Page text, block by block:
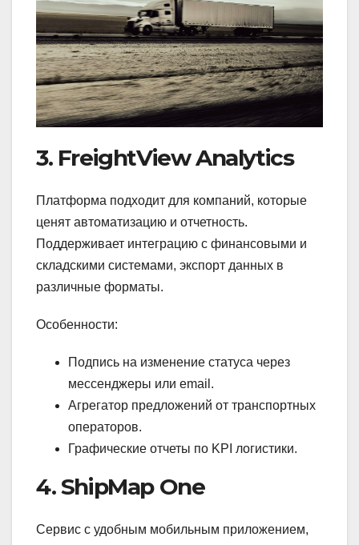
3. FreightView Analytics
Платформа подходит для компаний, которые
ценят автоматизацию и отчетность.
Поддерживает интеграцию с финансовыми и
складскими системами, экспорт данных в
различные форматы.
Особенности:
Подпись на изменение статуса через
мессенджеры или email.
Агрегатор предложений от транспортных
операторов.
Графические отчеты по KPI логистики.
4. ShipMap One
Сервис с удобным мобильным приложением,